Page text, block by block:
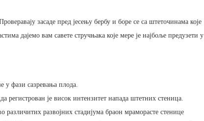
засаде пред јесењу бербу и боре се са штеточинама које
дајемо вам савете стручњака које мере је најбоље предузети у
у фази сазревања плода.
регистрован је висок интензитет напада штетних стеница.
различитих развојних стадијума браон мраморасте стенице